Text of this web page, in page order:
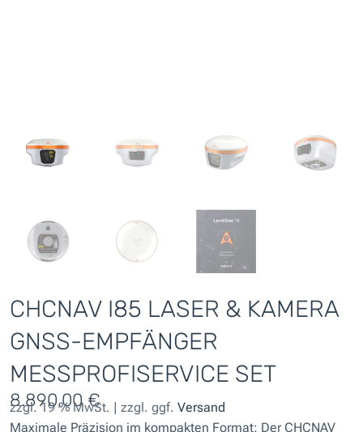
CHCNAV I85 LASER & KAMERA
GNSS-EMPFÄNGER
MESSPROFISERVICE SET
8.890,00€
zzgl. 19 % MwSt. | zzgl. ggf. Versand
Maximale Präzision im kompakten Format: Der CHCNAV